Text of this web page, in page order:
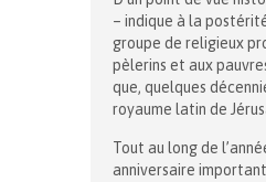
– indique à la
groupe de religieux
pèlerins et aux
que, quelques
royaume latin de
Tout au long de
anniversaire